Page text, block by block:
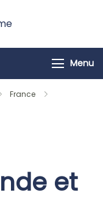
Tourisme
Menu
France
et